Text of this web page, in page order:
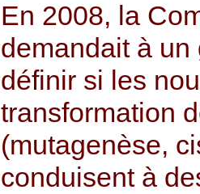
En 2008, la
demandait à un
définir si les
transformation
(mutagenèse,
conduisent à